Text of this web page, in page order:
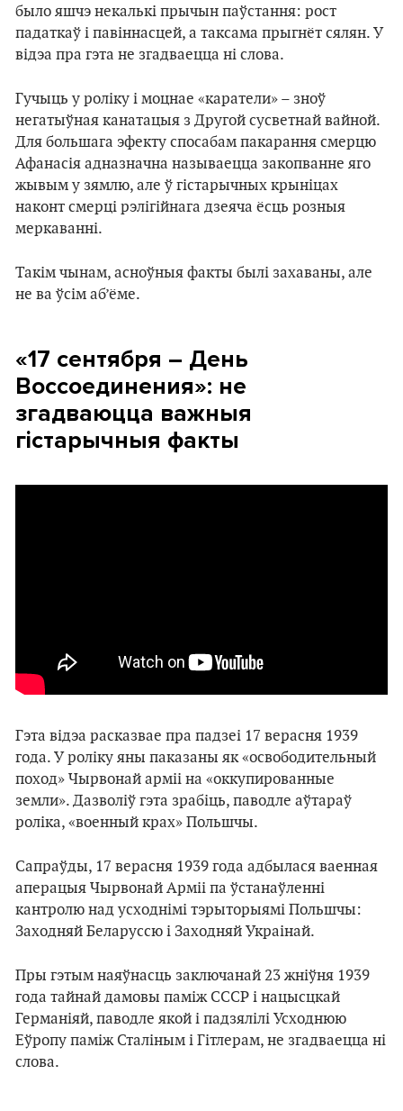
было яшчэ некалькі прычын паўстання: рост
падаткаў і павіннасцей, а таксама прыгнёт сялян. У
відэа пра гэта не згадваецца ні слова.
Гучыць у роліку і моцнае «каратели» – зноў
негатыўная канатацыя з Другой сусветнай вайной.
Для большага эфекту спосабам пакарання смерцю
Афанасія адназначна называецца закопванне яго
жывым у зямлю, але ў гістарычных крыніцах
наконт смерці рэлігійнага дзеяча ёсць розныя
меркаванні.
Такім чынам, асноўныя факты былі захаваны, але
не ва ўсім аб’ёме.
«17 сентября – День
Воссоединения»: не
згадваюцца важныя
гістарычныя факты
Гэта відэа расказвае пра падзеі 17 верасня 1939
года. У роліку яны паказаны як «освободительный
поход» Чырвонай арміі на «оккупированные
земли». Дазволіў гэта зрабіць, паводле аўтараў
роліка, «военный крах» Польшчы.
Сапраўды, 17 верасня 1939 года адбылася ваенная
аперацыя Чырвонай Арміі па ўстанаўленні
кантролю над усходнімі тэрыторыямі Польшчы:
Заходняй Беларуссю і Заходняй Украінай.
Пры гэтым наяўнасць заключанай 23 жніўня 1939
года тайнай дамовы паміж СССР і нацысцкай
Германіяй, паводле якой і падзялілі Усходнюю
Еўропу паміж Сталіным і Гітлерам, не згадваецца ні
слова.